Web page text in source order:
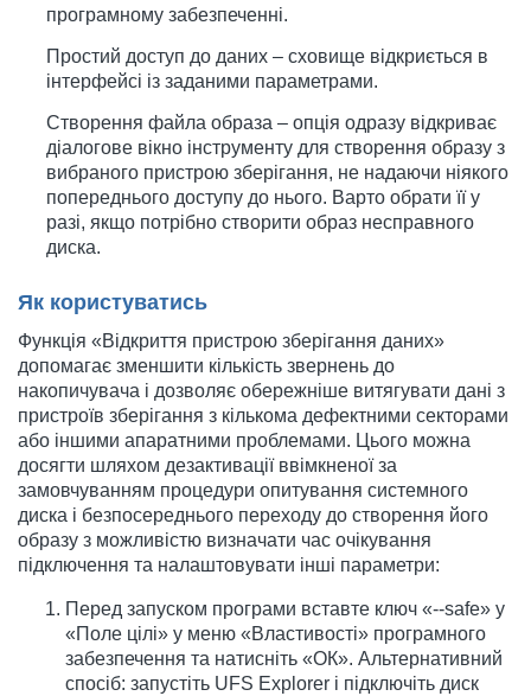
програмному забезпеченні.
Простий доступ до даних – сховище відкриється в
інтерфейсі із заданими параметрами.
Створення файла образа – опція одразу відкриває
діалогове вікно інструменту для створення образу з
вибраного пристрою зберігання, не надаючи ніякого
попереднього доступу до нього. Варто обрати її у
разі, якщо потрібно створити образ несправного
диска.
Як користуватись
Функція «Відкриття пристрою зберігання даних»
допомагає зменшити кількість звернень до
накопичувача і дозволяє обережніше витягувати дані з
пристроїв зберігання з кількома дефектними секторами
або іншими апаратними проблемами. Цього можна
досягти шляхом дезактивації ввімкненої за
замовчуванням процедури опитування системного
диска і безпосереднього переходу до створення його
образу з можливістю визначати час очікування
підключення та налаштовувати інші параметри:
Перед запуском програми вставте ключ «--safe» у
«Поле цілі» у меню «Властивості» програмного
забезпечення та натисніть «ОК». Альтернативний
спосіб: запустіть UFS Explorer і підключіть диск